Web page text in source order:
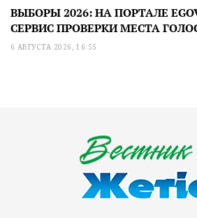
ВЫБОРЫ 2026: НА ПОРТАЛЕ
СЕРВИС ПРОВЕРКИ МЕСТА
6 АВГУСТА 2026, 16:55